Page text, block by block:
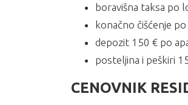
boravišna taksa po
konačno čišćenje
depozit 150 € po
posteljina i peškiri
CENOVNIK